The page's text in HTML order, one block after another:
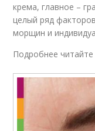
крема, главное –
целый ряд
морщин и
Подробнее читайте